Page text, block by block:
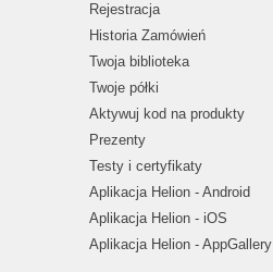
Rejestracja
Historia Zamówień
Twoja biblioteka
Twoje półki
Aktywuj kod na produkty
Prezenty
Testy i certyfikaty
Aplikacja Helion - Android
Aplikacja Helion - iOS
Aplikacja Helion - AppGallery